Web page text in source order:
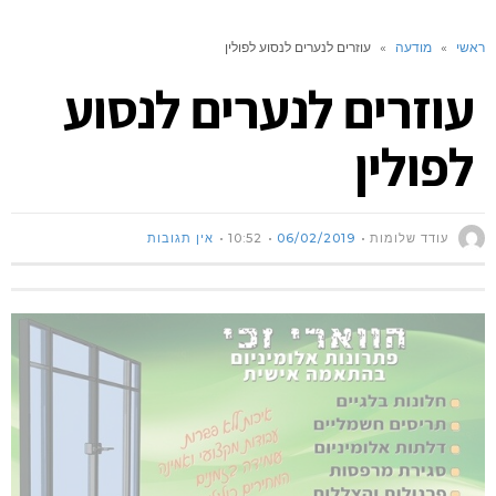
ראשי » מודעה » עוזרים לנערים לנסוע לפולין
עוזרים לנערים לנסוע
לפולין
עודד שלומות 06/02/2019
10:52 אין תגובות